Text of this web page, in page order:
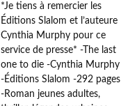
*Je tiens à remercier les
Éditions Slalom et l’auteure
Cynthia Murphy pour ce
service de presse* -The last
one to die -Cynthia Murphy
-Éditions Slalom -292 pages
-Roman jeunes adultes,